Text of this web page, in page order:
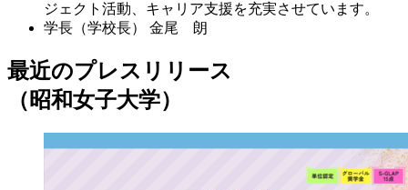
ジェクト活動、キャリア支援を充実させています。
学長（学校長）
金尾 朗
最近のプレスリリース
（昭和女子大学）